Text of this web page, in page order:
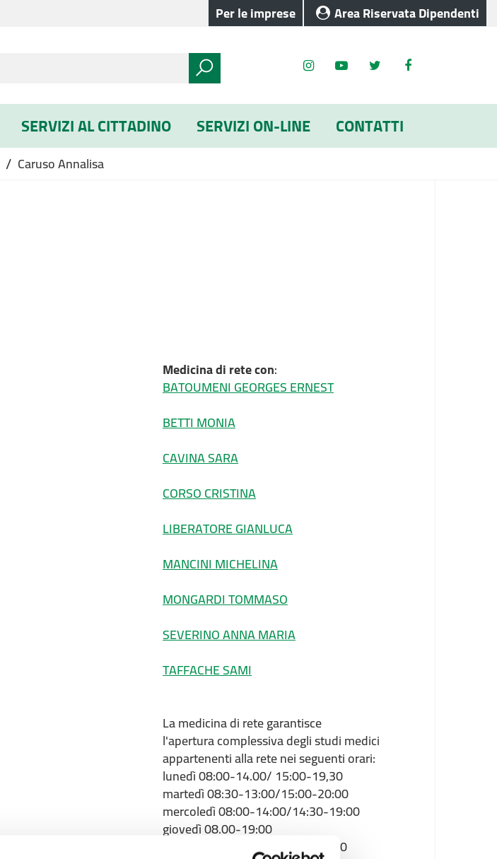
Per le imprese Area Riservata Dipendenti
SERVIZI AL CITTADINO SERVIZI ON-LINE CONTATTI
/ Caruso Annalisa
Medicina di rete con:
BATOUMENI GEORGES ERNEST
BETTI MONIA
CAVINA SARA
CORSO CRISTINA
LIBERATORE GIANLUCA
MANCINI MICHELINA
MONGARDI TOMMASO
SEVERINO ANNA MARIA
TAFFACHE SAMI
La medicina di rete garantisce
l'apertura complessiva degli studi medici
appartenenti alla rete nei seguenti orari:
lunedì 08:00-14.00/ 15:00-19,30
martedì 08:30-13:00/15:00-20:00
mercoledì 08:00-14:00/14:30-19:00
giovedì 08.00-19:00
venerdì 08:00-13:00/14:30-19:00